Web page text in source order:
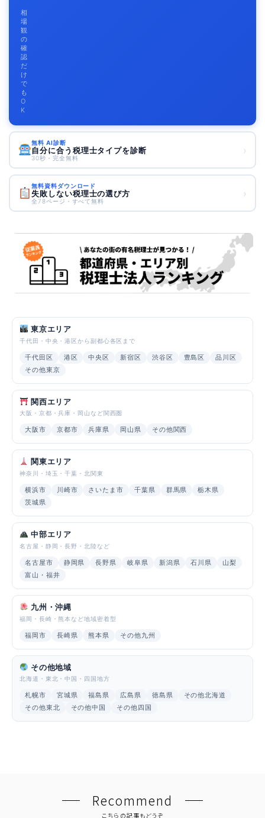
相
場
観
の
確
認
だ
け
で
も
O
K
無料 AI診断
自分に合う税理士タイプを診断
30秒・完全無料
›
無料資料ダウンロード
失敗しない税理士の選び方
全78ページ・すべて無料
›
東京エリア
千代田・中央・港区から副都心各区まで
千代田区 港区 中央区 新宿区 渋谷区 豊島区
品川区
その他東京
関西エリア
大阪・京都・兵庫・岡山など関西圏
大阪市 京都市 兵庫県 岡山県 その他関西
関東エリア
神奈川・埼玉・千葉・北関東
横浜市 川崎市 さいたま市 千葉県 群馬県
栃木県
茨城県
中部エリア
名古屋・静岡・長野・北陸など
名古屋市 静岡県 長野県 岐阜県 新潟県 石川県
山梨
富山・福井
九州・沖縄
福岡・長崎・熊本など地域密着型
福岡市 長崎県 熊本県 その他九州
その他地域
北海道・東北・中国・四国地方
札幌市 宮城県 福島県 広島県 徳島県
その他北海道
その他東北
その他中国 その他四国
Recommend
こちらの記事もどうぞ